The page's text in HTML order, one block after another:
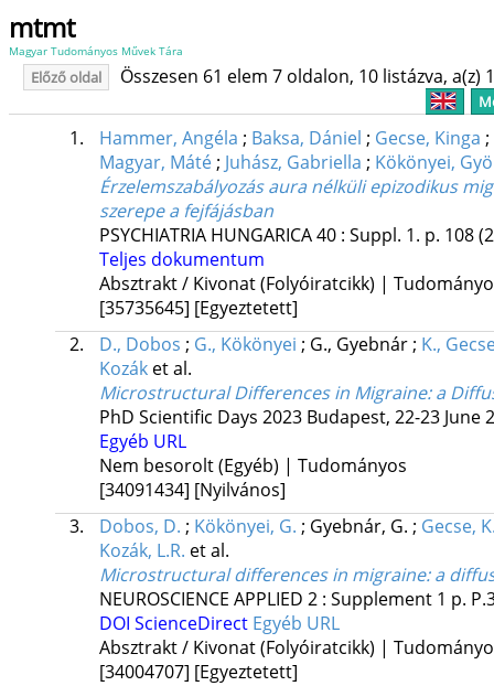
mtmt
Magyar Tudományos Művek Tára
Előző oldal Összesen 61 elem 7 oldalon, 10 listázva, a(z)
1. Hammer, Angéla ; Baksa, Dániel ; Gecse, Kinga ;
Magyar, Máté; Juhász, Gabriella ; Kökönyei,
Érzelemszabályozás aura nélküli epizodikus
szerepe a fejfájásban
PSYCHIATRIA HUNGARICA40: Suppl. 1. p. 108
Teljes dokumentum
Absztrakt / Kivonat (Folyóiratcikk) |
[35735645] [Egyeztetett]
2.
D., Dobos ; G., Kökönyei ; G., Gyebnár; K.,
Kozák et al.
Microstructural Differences in Migraine: a
PhD Scientific Days 2023 Budapest, 22-23 June
Egyéb URL
Nem besorolt (Egyéb) | Tudományos
[34091434] [Nyilvános]
3.
Dobos, D. ; Kökönyei, G. ; Gyebnár, G. ; Gecse,
Kozák, L.R. et al.
Microstructural differences in migraine: a
NEUROSCIENCE APPLIED 2: Supplement 1 p.
DOI ScienceDirect Egyéb URL
Absztrakt / Kivonat (Folyóiratcikk) |
[34004707] [Egyeztetett]